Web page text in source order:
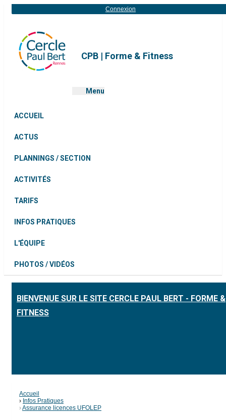
Connexion
CPB | Forme & Fitness
Menu
ACCUEIL
ACTUS
PLANNINGS / SECTION
ACTIVITÉS
TARIFS
INFOS PRATIQUES
L'ÉQUIPE
PHOTOS / VIDÉOS
BIENVENUE SUR LE SITE CERCLE PAUL BERT - FORME &
FITNESS
Accueil
Infos Pratiques
Assurance licences UFOLEP